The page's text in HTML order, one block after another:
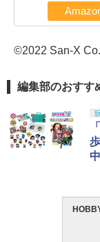
©2022 San-X
編集部のおすす